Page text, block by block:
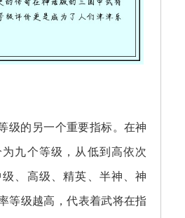
级的另一个重要指标。在神
九个等级，从低到高依次
、高级、精英、半神、神
等级越高，代表着武将在指